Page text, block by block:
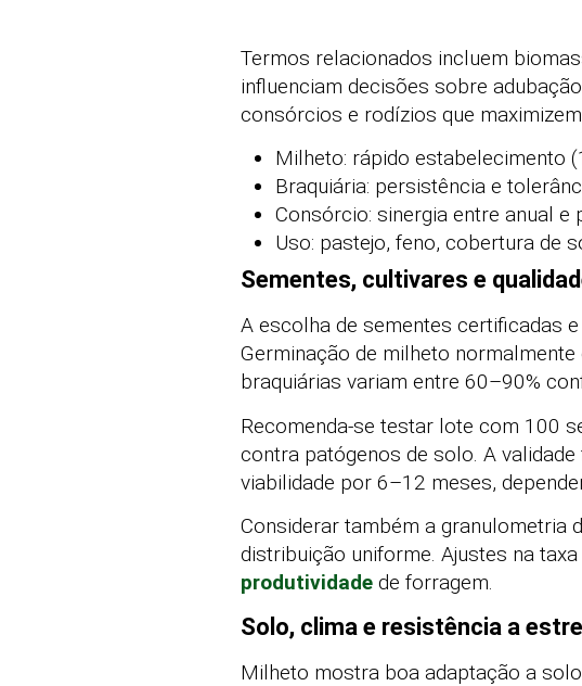
Termos relacionados incluem
influenciam decisões sobre
consórcios e rodízios que
Milheto: rápido estabelecimento
Braquiária: persistência e
Consórcio: sinergia entre anual e
Uso: pastejo, feno, cobertura de
Sementes, cultivares e
A escolha de sementes certificadas
Germinação de milheto
braquiárias variam entre 60–90%
Recomenda-se testar lote com 100
contra patógenos de solo. A
viabilidade por 6–12 meses,
Considerar também a granulometria
distribuição uniforme. Ajustes na
produtividade de forragem.
Solo, clima e resistência a
Milheto mostra boa adaptação a